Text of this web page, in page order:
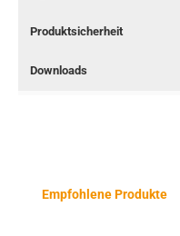
Produktsicherheit
Downloads
Produktgalerie überspringen
Empfohlene Produkte